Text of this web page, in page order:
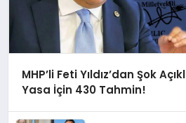
MHP’li Feti Yıldız’dan Şok
Yasa İçin 430 Tahmin!